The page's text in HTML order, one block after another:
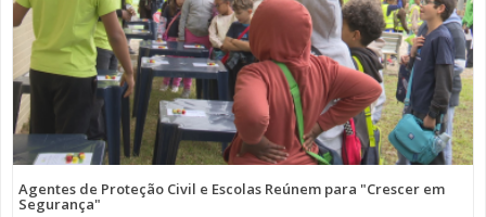
Agentes de Proteção Civil e Escolas Reúnem para "Crescer em
Segurança"